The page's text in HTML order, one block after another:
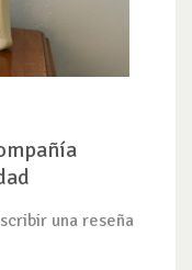
una reseña